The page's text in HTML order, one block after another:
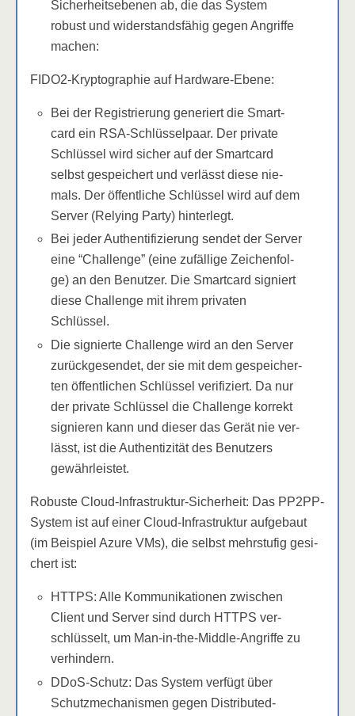
Sicher­heits­ebe­nen ab, die das Sys­tem
robust und wider­stands­fä­hig gegen Angrif­fe
machen:
FIDO2-Kryp­to­gra­phie auf Hardware-Ebene:
Bei der Regis­trie­rung gene­riert die Smart­
card ein RSA-Schlüs­sel­paar. Der pri­va­te
Schlüs­sel wird sicher auf der Smart­card
selbst gespei­chert und ver­lässt die­se nie­
mals. Der öffent­li­che Schlüs­sel wird auf dem
Ser­ver (Rely­ing Par­ty) hinterlegt.
Bei jeder Authen­ti­fi­zie­rung sen­det der Ser­ver
eine “Chall­enge” (eine zufäl­li­ge Zei­chen­fol­
ge) an den Benut­zer. Die Smart­card signiert
die­se Chall­enge mit ihrem pri­va­ten
Schlüssel.
Die signier­te Chall­enge wird an den Ser­ver
zurück­ge­sen­det, der sie mit dem gespei­cher­
ten öffent­li­chen Schlüs­sel veri­fi­ziert. Da nur
der pri­va­te Schlüs­sel die Chall­enge kor­rekt
signie­ren kann und die­ser das Gerät nie ver­
lässt, ist die Authen­ti­zi­tät des Benut­zers
gewährleistet.
Robus­te Cloud-Infra­struk­tur-Sicher­heit: Das PP2PP-
Sys­tem ist auf einer Cloud-Infra­struk­tur auf­ge­baut
(im Bei­spiel Azu­re VMs), die selbst mehr­stu­fig gesi­
chert ist:
HTTPS: Alle Kom­mu­ni­ka­tio­nen zwi­schen
Cli­ent und Ser­ver sind durch HTTPS ver­
schlüs­selt, um Man-in-the-Midd­le-Angrif­fe zu
verhindern.
DDoS-Schutz: Das Sys­tem ver­fügt über
Schutz­me­cha­nis­men gegen Dis­tri­bu­ted-